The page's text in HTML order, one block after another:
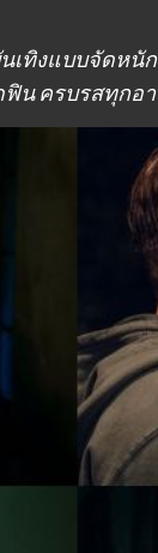
เทิงแบบจัดห
ฟิน ครบรสทุก